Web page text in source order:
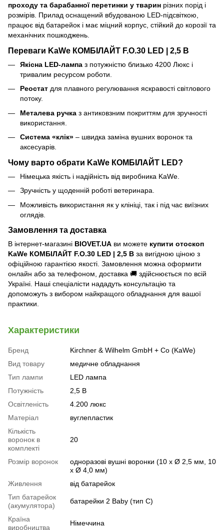
проходу та барабанної перетинки у тварин різних порід і
розмірів. Прилад оснащений вбудованою LED-підсвіткою,
працює від батарейок і має міцний корпус, стійкий до корозії та
механічних пошкоджень.
Переваги KaWe КОМБІЛАЙТ F.O.30 LED | 2,5 В
Якісна LED-лампа з потужністю близько 4200 Люкс і
тривалим ресурсом роботи.
Реостат для плавного регулювання яскравості світлового
потоку.
Металева ручка з антиковзним покриттям для зручності
використання.
Система «клік» – швидка заміна вушних воронок та
аксесуарів.
Чому варто обрати KaWe КОМБІЛАЙТ LED?
Німецька якість і надійність від виробника KaWe.
Зручність у щоденній роботі ветеринара.
Можливість використання як у клініці, так і під час виїзних
оглядів.
Замовлення та доставка
В інтернет-магазині BIOVET.UA ви можете купити отоскоп
KaWe КОМБІЛАЙТ F.O.30 LED | 2,5 В за вигідною ціною з
офіційною гарантією якості. Замовлення можна оформити
онлайн або за телефоном, доставка 🚚 здійснюється по всій
Україні. Наші спеціалісти нададуть консультацію та
допоможуть з вибором найкращого обладнання для вашої
практики.
Характеристики
Бренд
Kirchner & Wilhelm GmbH + Co (KaWe)
Вид товару
медичне обладнання
Тип лампи
LED лампа
Потужність
2,5 В
Освітленість
4.200 люкс
Матеріал
вуглепластик
Кількість
воронок в
комплекті
20
Розмір воронок
одноразові вушні воронки (10 x Ø 2,5 мм, 10
x Ø 4,0 мм)
Живлення
від батарейок
Тип батарейок
(акумулятора)
батарейки 2 Baby (тип C)
Країна
виробництва
Німеччина